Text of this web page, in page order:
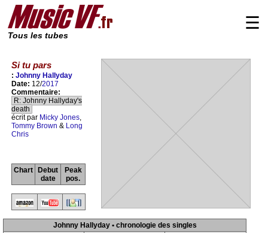
Tous les tubes
☰
Si tu pars
: Johnny Hallyday
Date: 12/2017
Commentaire:
R: Johnny Hallyday's
death
écrit par Micky Jones,
Tommy Brown & Long
Chris
Chart
Debut
date
Peak
pos.
Johnny Hallyday • chronologie des singles